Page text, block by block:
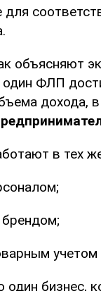
для
объясняют
один ФЛП
дохода,
в тех
учетом
один бизнес,